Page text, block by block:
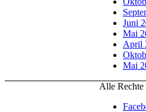
Juni
Mai
April
Mai
Alle